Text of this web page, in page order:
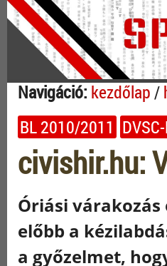
Navigáció: kezdőlap/
BL 2010/2011
civishir.hu:
Óriási
előbb a
a győzelmet,